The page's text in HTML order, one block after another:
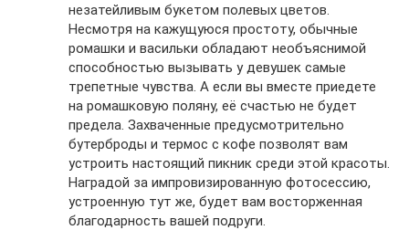
незатейливым букетом полевых цветов.
Несмотря на кажущуюся простоту, обычные
ромашки и васильки обладают необъяснимой
способностью вызывать у девушек самые
трепетные чувства. А если вы вместе приедете
на ромашковую поляну, её счастью не будет
предела. Захваченные предусмотрительно
бутерброды и термос с кофе позволят вам
устроить настоящий пикник среди этой красоты.
Наградой за импровизированную фотосессию,
устроенную тут же, будет вам восторженная
благодарность вашей подруги.